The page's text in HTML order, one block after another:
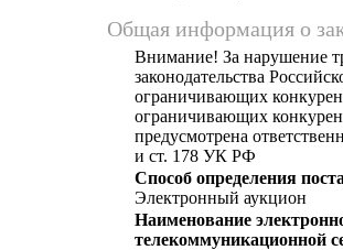
Общая информация о
Внимание! За нарушение
законодательства
ограничивающих
ограничивающих
предусмотрена
и ст. 178 УК РФ
Способ определения
Электронный аукцион
Наименование
телекоммуникационной